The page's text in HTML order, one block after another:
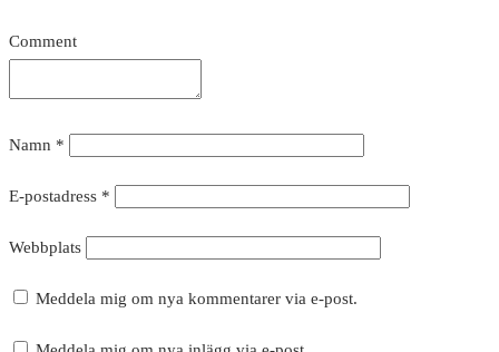
Comment
Namn *
E-postadress *
Webbplats
Meddela mig om nya kommentarer via e-post.